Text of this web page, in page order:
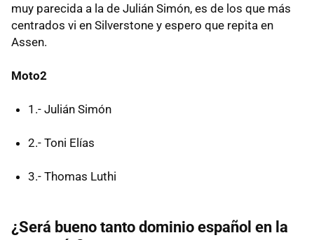
muy parecida a la de Julián Simón, es de los que más
centrados vi en Silverstone y espero que repita en
Assen.
Moto2
1.- Julián Simón
2.- Toni Elías
3.- Thomas Luthi
¿Será bueno tanto dominio español en la